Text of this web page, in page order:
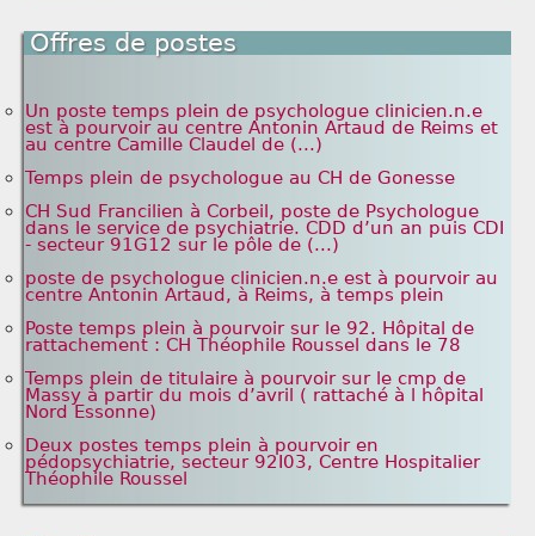
Offres de postes
Un poste temps plein de psychologue clinicien.n.e
est à pourvoir au centre Antonin Artaud de Reims et
au centre Camille Claudel de (...)
Temps plein de psychologue au CH de Gonesse
CH Sud Francilien à Corbeil, poste de Psychologue
dans le service de psychiatrie. CDD d’un an puis CDI
- secteur 91G12 sur le pôle de (...)
poste de psychologue clinicien.n.e est à pourvoir au
centre Antonin Artaud, à Reims, à temps plein
Poste temps plein à pourvoir sur le 92. Hôpital de
rattachement : CH Théophile Roussel dans le 78
Temps plein de titulaire à pourvoir sur le cmp de
Massy à partir du mois d’avril ( rattaché à l hôpital
Nord Essonne)
Deux postes temps plein à pourvoir en
pédopsychiatrie, secteur 92I03, Centre Hospitalier
Théophile Roussel